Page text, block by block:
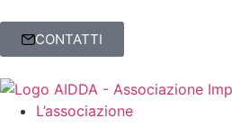
CONTATTI
L’associazione